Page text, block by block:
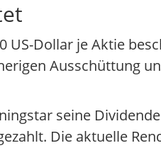
Dollar je Aktie
Ausschüttung
seine
Die aktuelle